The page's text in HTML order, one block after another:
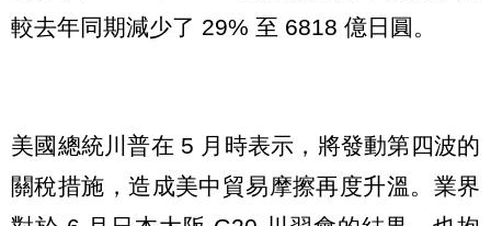
較去年同期減少了 29% 至 6818 億日圓。
美國總統川普在 5 月時表示，將發動第四波的
關稅措施，造成美中貿易摩擦再度升溫。業界